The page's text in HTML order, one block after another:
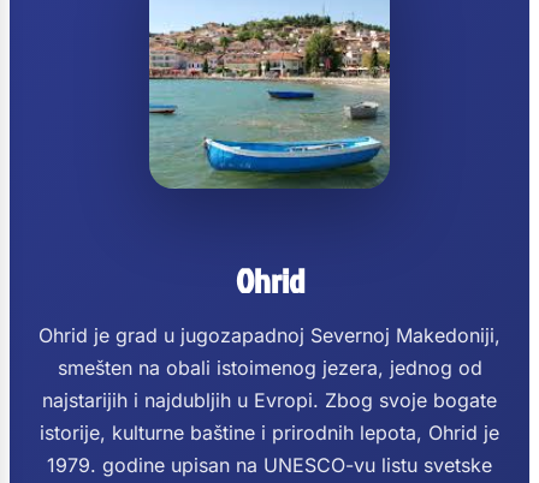
Ohrid
Ohrid je grad u jugozapadnoj Severnoj Makedoniji,
smešten na obali istoimenog jezera, jednog od
najstarijih i najdubljih u Evropi. Zbog svoje bogate
istorije, kulturne baštine i prirodnih lepota, Ohrid je
1979. godine upisan na UNESCO-vu listu svetske